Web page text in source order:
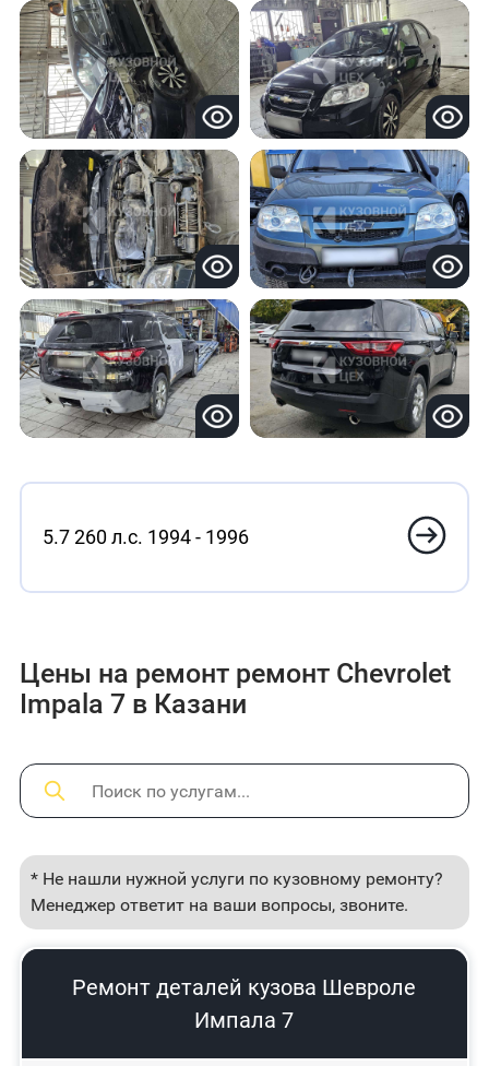
5.7 260 л.с. 1994 - 1996
Цены на ремонт ремонт Chevrolet
Impala 7 в Казани
* Не нашли нужной услуги по кузовному ремонту?
Менеджер ответит на ваши вопросы, звоните.
Ремонт деталей кузова Шевроле
Импала 7